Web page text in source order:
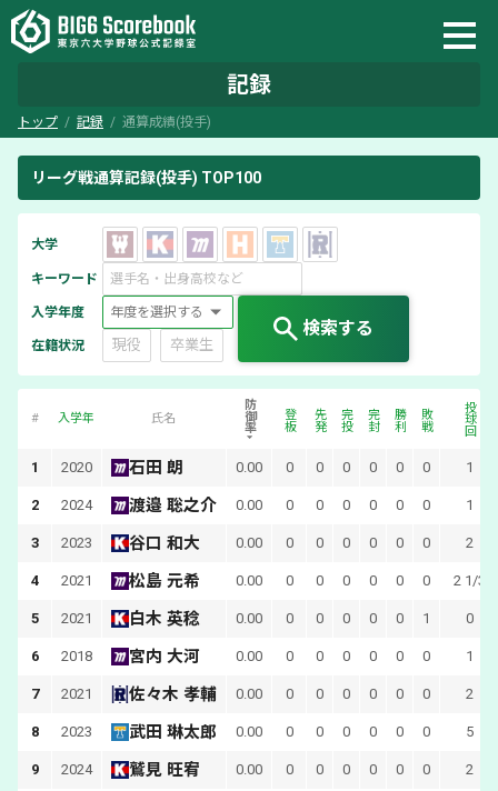
記録
トップ 記録 通算成績(投手)
リーグ戦通算記録(投手) TOP100
大学
キーワード
入学年度
在籍状況 現役 卒業生
検索する
# 入学年 氏名 防御率 登板 先発 完投 完封 勝利 敗戦 投球回
1 2020 石田 朗 0.00 0 0 0 0 0 0 1
2 2024 渡邉 聡之介 0.00 0 0 0 0 0 0 1
3 2023 谷口 和大 0.00 0 0 0 0 0 0 2
4 2021 松島 元希 0.00 0 0 0 0 0 0 2 1/3
5 2021 白木 英稔 0.00 0 0 0 0 0 1 0
6 2018 宮内 大河 0.00 0 0 0 0 0 0 1
7 2021 佐々木 孝輔 0.00 0 0 0 0 0 0 2
8 2023 武田 琳太郎 0.00 0 0 0 0 0 0 5
9 2024 鷲見 旺宥 0.00 0 0 0 0 0 0 2